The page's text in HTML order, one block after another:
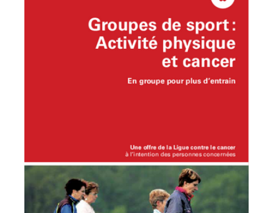
Italiano
Deutsch
Français